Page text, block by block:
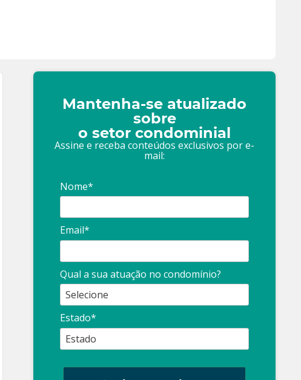
Mantenha-se atualizado
sobre
o setor condominial
Assine e receba conteúdos exclusivos por e-
mail:
Nome*
Email*
Qual a sua atuação no condomínio?
Estado*